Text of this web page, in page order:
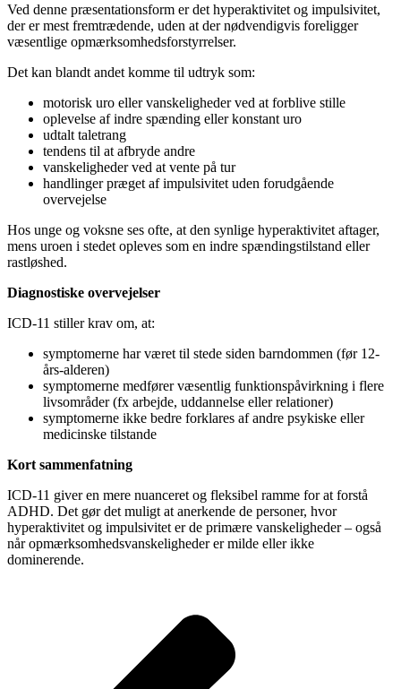
Ved denne præsentationsform er det hyperaktivitet og impulsivitet,
der er mest fremtrædende, uden at der nødvendigvis foreligger
væsentlige opmærksomhedsforstyrrelser.
Det kan blandt andet komme til udtryk som:
motorisk uro eller vanskeligheder ved at forblive stille
oplevelse af indre spænding eller konstant uro
udtalt taletrang
tendens til at afbryde andre
vanskeligheder ved at vente på tur
handlinger præget af impulsivitet uden forudgående
overvejelse
Hos unge og voksne ses ofte, at den synlige hyperaktivitet aftager,
mens uroen i stedet opleves som en indre spændingstilstand eller
rastløshed.
Diagnostiske overvejelser
ICD-11 stiller krav om, at:
symptomerne har været til stede siden barndommen (før 12-
års-alderen)
symptomerne medfører væsentlig funktionspåvirkning i flere
livsområder (fx arbejde, uddannelse eller relationer)
symptomerne ikke bedre forklares af andre psykiske eller
medicinske tilstande
Kort sammenfatning
ICD-11 giver en mere nuanceret og fleksibel ramme for at forstå
ADHD. Det gør det muligt at anerkende de personer, hvor
hyperaktivitet og impulsivitet er de primære vanskeligheder – også
når opmærksomhedsvanskeligheder er milde eller ikke
dominerende.